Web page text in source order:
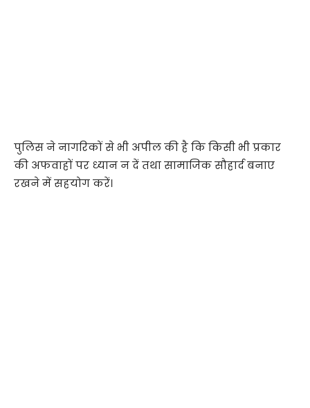
पुलिस ने नागरिकों से भी अपील की है कि किसी भी प्रकार
की अफवाहों पर ध्यान न दें तथा सामाजिक सौहार्द बनाए
रखने में सहयोग करें।